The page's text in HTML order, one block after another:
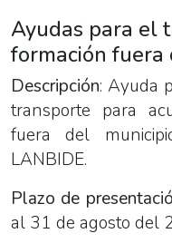
Ayudas para el
formación fuera
Descripción: Ayuda
transporte para
fuera del
LANBIDE.
Plazo de
al 31 de agosto del